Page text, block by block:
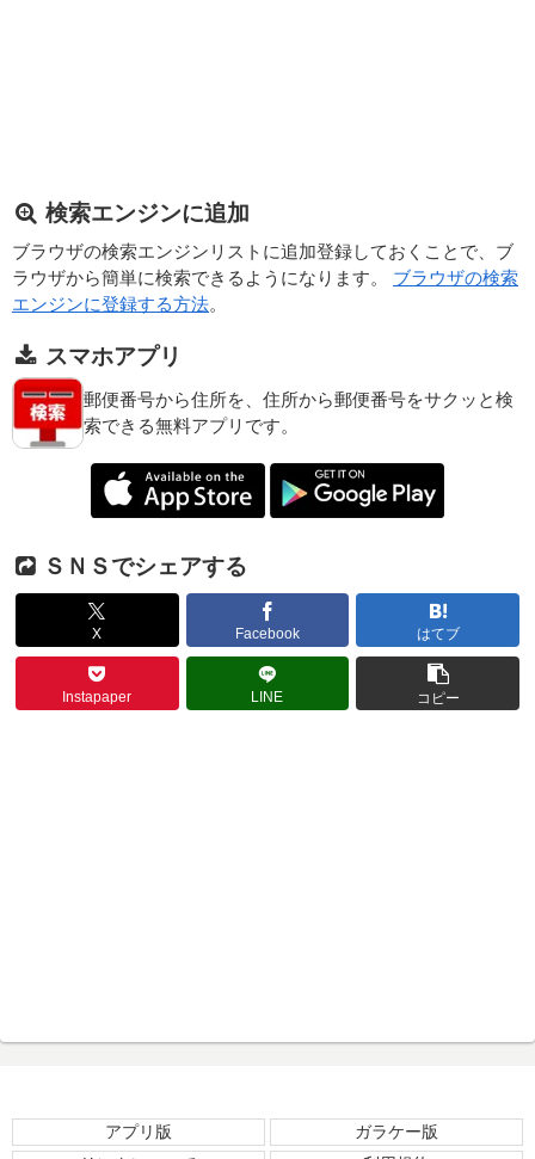
検索エンジンに追加
ブラウザの検索エンジンリストに追加登録しておくことで、ブ
ラウザから簡単に検索できるようになります。 ブラウザの検索
エンジンに登録する方法。
スマホアプリ
郵便番号から住所を、住所から郵便番号をサクッと検
索できる無料アプリです。
ＳＮＳでシェアする
X Facebook はてブ
Instapaper LINE コピー
アプリ版
ガラケー版